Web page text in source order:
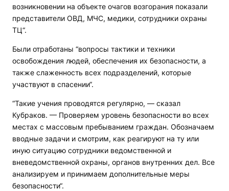
возникновении на объекте очагов возгорания показали
представители ОВД, МЧС, медики, сотрудники охраны
ТЦ“.
Были отработаны “вопросы тактики и техники
освобождения людей, обеспечения их безопасности, а
также слаженность всех подразделений, которые
участвуют в спасении“.
“Такие учения проводятся регулярно, — сказал
Кубраков. — Проверяем уровень безопасности во всех
местах с массовым пребыванием граждан. Обозначаем
вводные задачи и смотрим, как реагируют на ту или
иную ситуацию сотрудники ведомственной и
вневедомственной охраны, органов внутренних дел. Все
анализируем и принимаем дополнительные меры
безопасности“.